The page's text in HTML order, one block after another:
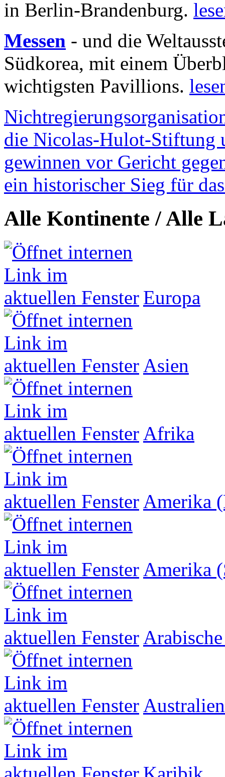
in Berlin-Brandenburg.
Messen - und die
Südkorea, mit einem
wichtigsten Pavillions.
die Nicolas-Hulot-Stiftung
gewinnen vor Gericht
ein historischer Sieg für
Alle Kontinente / Alle
Europa
Asien
Afrika
Amerika
Amerika
Australien